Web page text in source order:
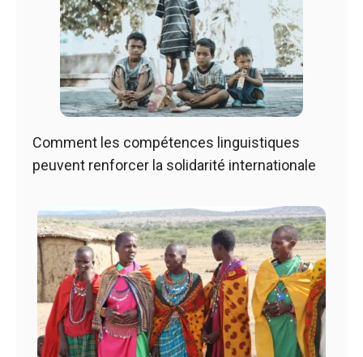
Comment les compétences linguistiques
peuvent renforcer la solidarité internationale